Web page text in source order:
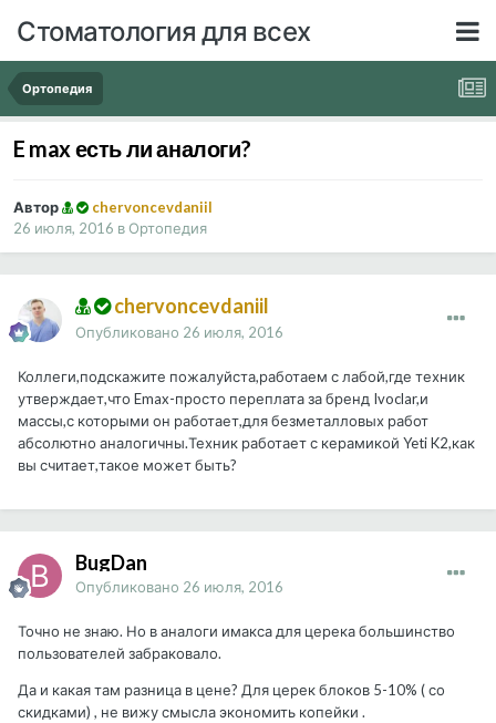
Стоматология для всех
Ортопедия
E max есть ли аналоги?
Автор
chervoncevdaniil
26 июля, 2016 в Ортопедия
chervoncevdaniil
Опубликовано 26 июля, 2016
Коллеги,подскажите пожалуйста,работаем с лабой,где техник
утверждает,что Emax-просто переплата за бренд Ivoclar,и
массы,с которыми он работает,для безметалловых работ
абсолютно аналогичны.Техник работает с керамикой Yeti K2,как
вы считает,такое может быть?
BugDan
Опубликовано 26 июля, 2016
Точно не знаю. Но в аналоги имакса для церека большинство
пользователей забраковало.
Да и какая там разница в цене? Для церек блоков 5-10% ( со
скидками) , не вижу смысла экономить копейки .